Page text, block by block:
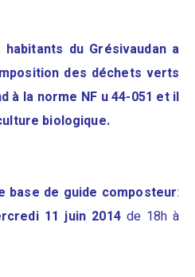
du Grésivaudan a
des déchets verts
à la norme NF u 44-051 et il
biologique.
base de guide composteur:
11 juin 2014de 18h à